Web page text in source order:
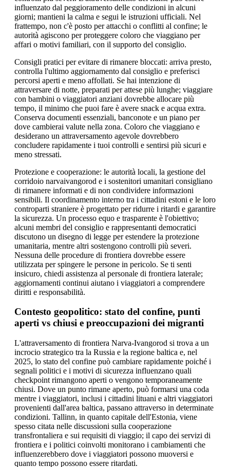
influenzato dal peggioramento delle condizioni in alcuni
giorni; mantieni la calma e segui le istruzioni ufficiali. Nel
frattempo, non c'è posto per attacchi o conflitti al confine; le
autorità agiscono per proteggere coloro che viaggiano per
affari o motivi familiari, con il supporto del consiglio.
Consigli pratici per evitare di rimanere bloccati: arriva presto,
controlla l'ultimo aggiornamento dal consiglio e preferisci
percorsi aperti e meno affollati. Se hai intenzione di
attraversare di notte, preparati per attese più lunghe; viaggiare
con bambini o viaggiatori anziani dovrebbe allocare più
tempo, il minimo che puoi fare è avere snack e acqua extra.
Conserva documenti essenziali, banconote e un piano per
dove cambierai valute nella zona. Coloro che viaggiano e
desiderano un attraversamento agevole dovrebbero
concludere rapidamente i tuoi controlli e sentirsi più sicuri e
meno stressati.
Protezione e cooperazione: le autorità locali, la gestione del
corridoio narvaivangorod e i sostenitori umanitari consigliano
di rimanere informati e di non condividere informazioni
sensibili. Il coordinamento interno tra i cittadini estoni e le loro
controparti straniere è progettato per ridurre i ritardi e garantire
la sicurezza. Un processo equo e trasparente è l'obiettivo;
alcuni membri del consiglio e rappresentanti democratici
discutono un disegno di legge per estendere la protezione
umanitaria, mentre altri sostengono controlli più severi.
Nessuna delle procedure di frontiera dovrebbe essere
utilizzata per spingere le persone in pericolo. Se ti senti
insicuro, chiedi assistenza al personale di frontiera laterale;
aggiornamenti continui aiutano i viaggiatori a comprendere
diritti e responsabilità.
Contesto geopolitico: stato del confine, punti
aperti vs chiusi e preoccupazioni dei migranti
L'attraversamento di frontiera Narva-Ivangorod si trova a un
incrocio strategico tra la Russia e la regione baltica e, nel
2025, lo stato del confine può cambiare rapidamente poiché i
segnali politici e i motivi di sicurezza influenzano quali
checkpoint rimangono aperti o vengono temporaneamente
chiusi. Dove un punto rimane aperto, può formarsi una coda
mentre i viaggiatori, inclusi i cittadini lituani e altri viaggiatori
provenienti dall'area baltica, passano attraverso in determinate
condizioni. Tallinn, in quanto capitale dell'Estonia, viene
spesso citata nelle discussioni sulla cooperazione
transfrontaliera e sui requisiti di viaggio; il capo dei servizi di
frontiera e i politici coinvolti monitorano i cambiamenti che
influenzerebbero dove i viaggiatori possono muoversi e
quanto tempo possono essere ritardati.